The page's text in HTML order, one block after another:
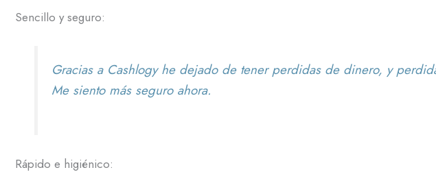
Sencillo y seguro:
Gracias a Cashlogyhe dejado de tener perdidas de dinero, y
Me siento más seguro ahora.
Rápido e higiénico: